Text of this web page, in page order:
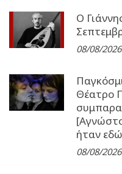
Ο
08/08/2026
Θέατρο
ήταν
08/08/2026